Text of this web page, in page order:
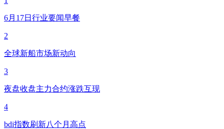
6月17日行业要闻早餐
2
全球新船市场新动向
3
夜盘收盘主力合约涨跌互现
4
bdi指数刷新八个月高点